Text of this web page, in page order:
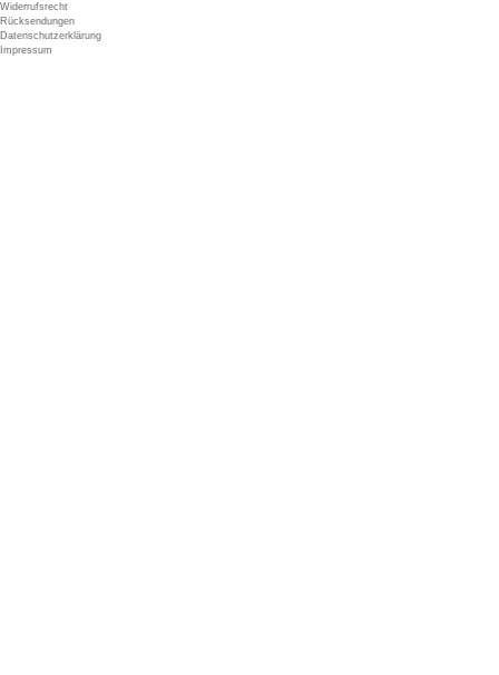
Widerrufsrecht
Rücksendungen
Datenschutzerklärung
Impressum